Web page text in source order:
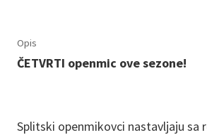
Opis
ČETVRTI openmic ove sezone!
Splitski openmikovci nastavljaju sa